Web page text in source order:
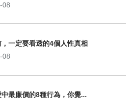
08
一定要看透的4個人性真相
08
最廉價的8種行為，你覺...